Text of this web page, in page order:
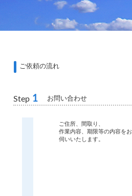
ご依頼の流れ
Step 1 お問い合わせ
ご住所、間取り、
作業内容、期限等の内容をお
伺いいたします。